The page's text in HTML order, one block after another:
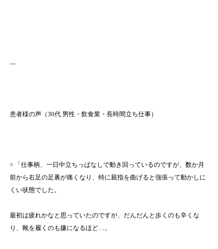
—
患者様の声（30代 男性・飲食業・長時間立ち仕事）
> 「仕事柄、一日中立ちっぱなしで動き回っているのですが、数か月
前から右足の足裏が痛くなり、特に親指を曲げると強張って動かしに
くい状態でした。
最初は疲れかなと思っていたのですが、だんだんと歩くのも辛くな
り、靴を履くのも嫌になるほど…。